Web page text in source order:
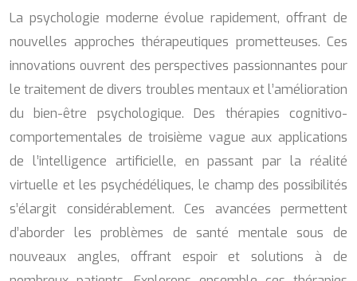
La psychologie moderne évolue rapidement, offrant de
nouvelles approches thérapeutiques prometteuses. Ces
innovations ouvrent des perspectives passionnantes pour
le traitement de divers troubles mentaux et l’amélioration
du bien-être psychologique. Des thérapies cognitivo-
comportementales de troisième vague aux applications
de l’intelligence artificielle, en passant par la réalité
virtuelle et les psychédéliques, le champ des possibilités
s’élargit considérablement. Ces avancées permettent
d’aborder les problèmes de santé mentale sous de
nouveaux angles, offrant espoir et solutions à de